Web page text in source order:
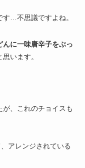
…不思議ですよね。
んに一味唐辛子をぶっ
います。
、これのチョイスも
アレンジされている